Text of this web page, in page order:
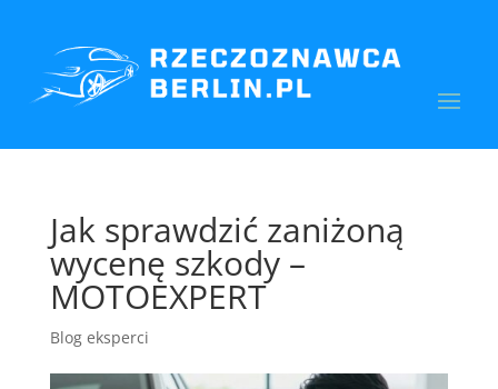
Jak sprawdzić zaniżoną
wycenę szkody –
MOTOEXPERT
Blog eksperci